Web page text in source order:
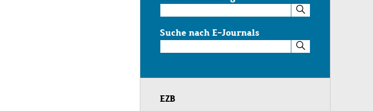
im
Katalog
Suche nach E-Journals
nach
Journals
EZB